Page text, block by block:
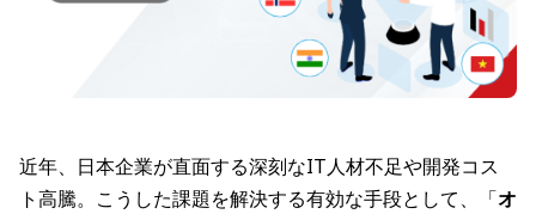
近年、日本企業が直面する深刻なIT人材不足や開発コス
ト高騰。こうした課題を解決する有効な手段として、「オ